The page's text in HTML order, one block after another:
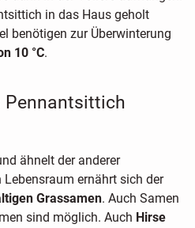
in das Haus geholt
benötigen zur Überwinterung
10 °C.
Pennantsittich
ähnelt der anderer
ernährt sich der
Grassamen. Auch Samen
sind möglich. Auch Hirse